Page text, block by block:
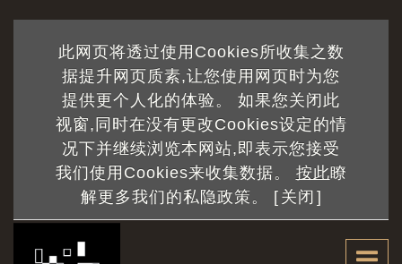
此网页将透过使用Cookies所收集之数
据提升网页质素,让您使用网页时为您
提供更个人化的体验。 如果您关闭此
视窗,同时在没有更改Cookies设定的情
况下并继续浏览本网站,即表示您接受
我们使用Cookies来收集数据。 按此瞭
解更多我们的私隐政策。 [ 关闭 ]
currentPage
/ totalPage